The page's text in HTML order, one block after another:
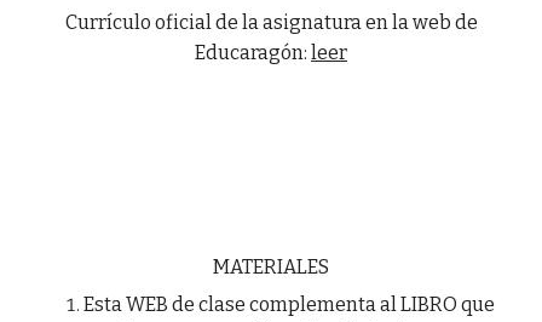
Currículo oficial de la asignatura en la web de
Educaragón: leer
MATERIALES
Esta WEB de clase complementa al LIBRO que